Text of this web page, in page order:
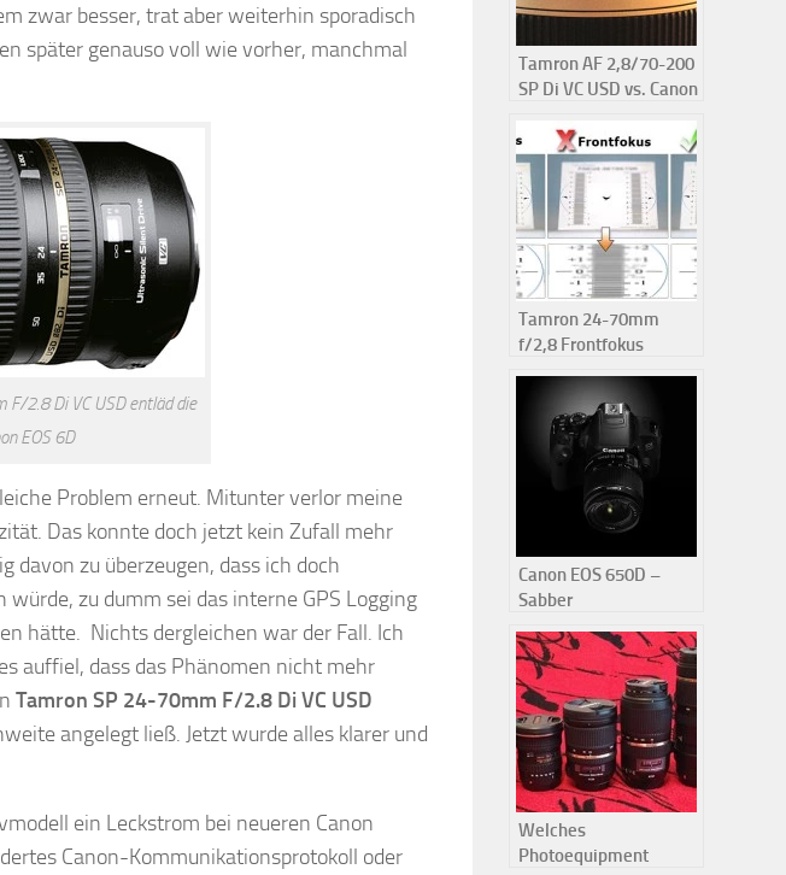
zwar besser, trat aber weiterhin sporadisch
später genauso voll wie vorher, manchmal
F/2.8 Di VC USD entläd die
EOS 6D
Problem erneut. Mitunter verlor meine
Das konnte doch jetzt kein Zufall mehr
davon zu überzeugen, dass ich doch
würde, zu dumm sei das interne GPS Logging
hätte. Nichts dergleichen war der Fall. Ich
auffiel, dass das Phänomen nicht mehr
Tamron SP 24-70mm F/2.8 Di VC USD
angelegt ließ. Jetzt wurde alles klarer und
ein Leckstrom bei neueren Canon
Canon-Kommunikationsprotokoll oder
Tamron AF 2,8/70-200
SP Di VC USD vs. Canon
II USM
Tamron 24-70mm
f/2,8 Frontfokus
Canon EOS 650D –
Sabber
Welches
Photoequipment